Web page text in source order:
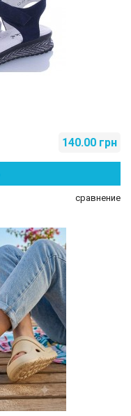
140.00 грн
сравнение